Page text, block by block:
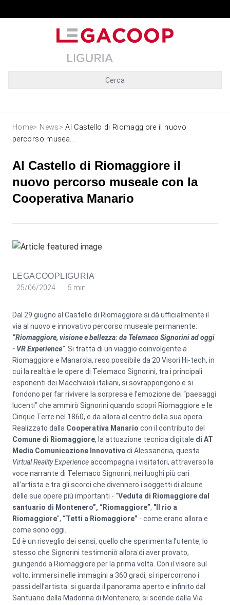
Cerca
Home> News> Al Castello di Riomaggiore il nuovo
percorso musea...
Al Castello di Riomaggiore il
nuovo percorso museale con la
Cooperativa Manario
LEGACOOPLIGURIA
25/06/2024 5 min
Dal 29 giugno al Castello di Riomaggiore si dà ufficialmente il
via al nuovo e innovativo percorso museale permanente:
“Riomaggiore, visione e bellezza: da Telemaco Signorini ad oggi
- VR Experience”. Si tratta di un viaggio coinvolgente a
Riomaggiore e Manarola, reso possibile da 20 Visori Hi-tech, in
cui la realtà e le opere di Telemaco Signorini, tra i principali
esponenti dei Macchiaioli italiani, si sovrappongono e si
fondono per far rivivere la sorpresa e l’emozione dei “paesaggi
lucenti” che ammirò Signorini quando scoprì Riomaggiore e le
Cinque Terre nel 1860, e da allora al centro della sua opera.
Realizzato dalla Cooperativa Manario con il contributo del
Comune di Riomaggiore, la attuazione tecnica digitale di AT
Media Comunicazione Innovativa di Alessandria, questa
Virtual Reality Experienceaccompagna i visitatori, attraverso la
voce narrante di Telemaco Signorini, nei luoghi più cari
all’artista e tra gli scorci che divennero i soggetti di alcune
delle sue opere più importanti - “Veduta di Riomaggiore dal
santuario di Montenero”, “Riomaggiore”, "Il rio a
Riomaggiore", “Tetti a Riomaggiore” - come erano allora e
come sono oggi.
Ed è un risveglio dei sensi, quello che sperimenta l’utente, lo
stesso che Signorini testimoniò allora di aver provato,
giungendo a Riomaggiore per la prima volta. Con il visore sul
volto, immersi nelle immagini a 360 gradi, si ripercorrono i
passi dell’artista: si guarda il panorama aperto e infinito dal
Santuario della Madonna di Montenero; si scende dalla Via